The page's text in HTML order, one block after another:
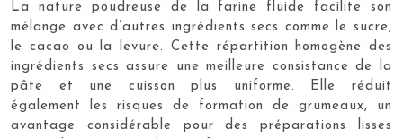
La nature poudreuse de la farine fluide facilite son
mélange avec d’autres ingrédients secs comme le sucre,
le cacao ou la levure. Cette répartition homogène des
ingrédients secs assure une meilleure consistance de la
pâte et une cuisson plus uniforme. Elle réduit
également les risques de formation de grumeaux, un
avantage considérable pour des préparations lisses